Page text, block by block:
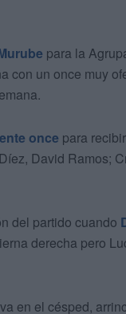
para la
con un once muy
once para
David Ramos;
del partido cuando
derecha pero
en el césped,